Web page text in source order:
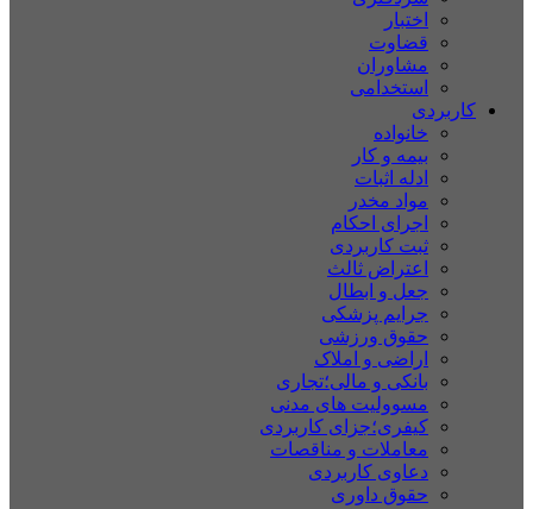
اختبار
قضاوت
مشاوران
استخدامی
کاربردی
خانواده
بیمه و کار
ادله اثبات
مواد مخدر
اجرای احکام
ثبت کاربردی
اعتراض ثالث
جعل و ابطال
جرایم پزشکی
حقوق ورزشی
اراضی و املاک
بانکی و مالی؛تجاری
مسوولیت های مدنی
کیفری؛جزای کاربردی
معاملات و مناقصات
دعاوی کاربردی
حقوق داوری